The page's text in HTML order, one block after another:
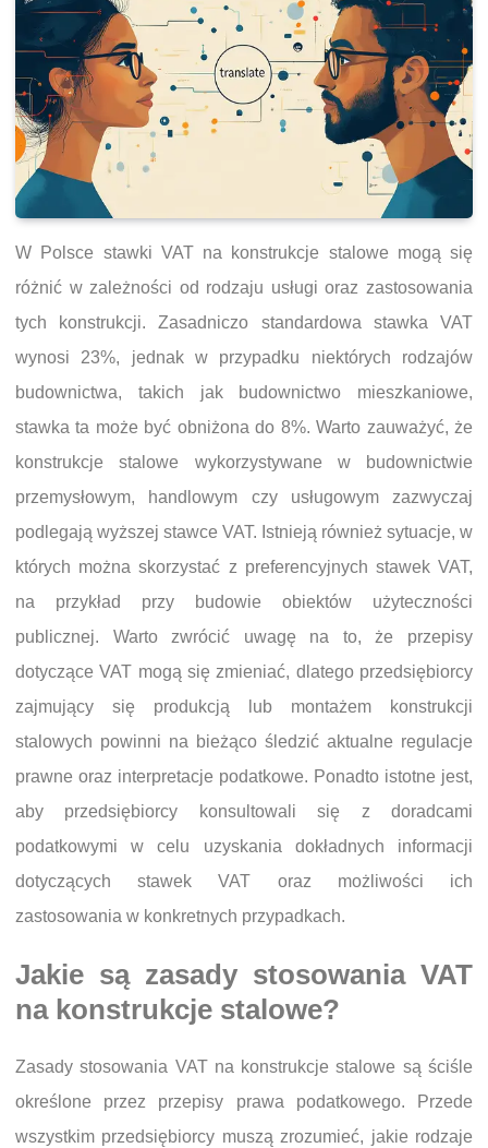
W Polsce stawki VAT na konstrukcje stalowe mogą się
różnić w zależności od rodzaju usługi oraz zastosowania
tych konstrukcji. Zasadniczo standardowa stawka VAT
wynosi 23%, jednak w przypadku niektórych rodzajów
budownictwa, takich jak budownictwo mieszkaniowe,
stawka ta może być obniżona do 8%. Warto zauważyć, że
konstrukcje stalowe wykorzystywane w budownictwie
przemysłowym, handlowym czy usługowym zazwyczaj
podlegają wyższej stawce VAT. Istnieją również sytuacje, w
których można skorzystać z preferencyjnych stawek VAT,
na przykład przy budowie obiektów użyteczności
publicznej. Warto zwrócić uwagę na to, że przepisy
dotyczące VAT mogą się zmieniać, dlatego przedsiębiorcy
zajmujący się produkcją lub montażem konstrukcji
stalowych powinni na bieżąco śledzić aktualne regulacje
prawne oraz interpretacje podatkowe. Ponadto istotne jest,
aby przedsiębiorcy konsultowali się z doradcami
podatkowymi w celu uzyskania dokładnych informacji
dotyczących stawek VAT oraz możliwości ich
zastosowania w konkretnych przypadkach.
Jakie są zasady stosowania VAT
na konstrukcje stalowe?
Zasady stosowania VAT na konstrukcje stalowe są ściśle
określone przez przepisy prawa podatkowego. Przede
wszystkim przedsiębiorcy muszą zrozumieć, jakie rodzaje